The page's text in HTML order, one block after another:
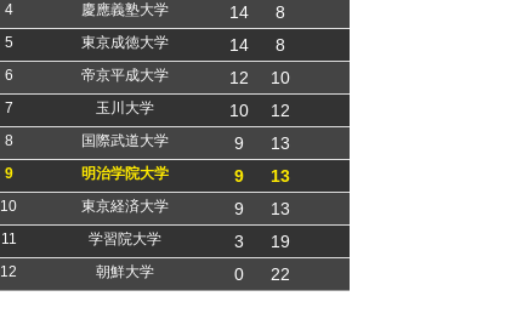
4 慶應義塾大学 14 8
5 東京成徳大学 14 8
6 帝京平成大学 12 10
7 玉川大学 10 12
8 国際武道大学 9 13
9 明治学院大学 9 13
10 東京経済大学 9 13
11 学習院大学 3 19
12 朝鮮大学 0 22